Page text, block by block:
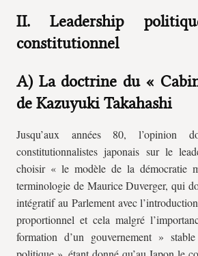
II. Leadership
constitutionnel
A) La doctrine du «
de Kazuyuki Takahashi
Jusqu’aux années 80, l’opinion
constitutionnalistes japonais sur le
choisir « le modèle de la démocratie
terminologie de Maurice Duverger, qui
intégratif au Parlement avec
proportionnel et cela malgré
formation d’un gouvernement »